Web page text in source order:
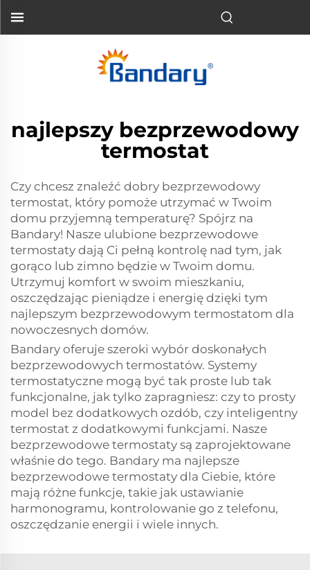
najlepszy bezprzewodowy
termostat
Czy chcesz znaleźć dobry bezprzewodowy
termostat, który pomoże utrzymać w Twoim
domu przyjemną temperaturę? Spójrz na
Bandary! Nasze ulubione bezprzewodowe
termostaty dają Ci pełną kontrolę nad tym, jak
gorąco lub zimno będzie w Twoim domu.
Utrzymuj komfort w swoim mieszkaniu,
oszczędzając pieniądze i energię dzięki tym
najlepszym bezprzewodowym termostatom dla
nowoczesnych domów.
Bandary oferuje szeroki wybór doskonałych
bezprzewodowych termostatów. Systemy
termostatyczne mogą być tak proste lub tak
funkcjonalne, jak tylko zapragniesz: czy to prosty
model bez dodatkowych ozdób, czy inteligentny
termostat z dodatkowymi funkcjami. Nasze
bezprzewodowe termostaty są zaprojektowane
właśnie do tego. Bandary ma najlepsze
bezprzewodowe termostaty dla Ciebie, które
mają różne funkcje, takie jak ustawianie
harmonogramu, kontrolowanie go z telefonu,
oszczędzanie energii i wiele innych.